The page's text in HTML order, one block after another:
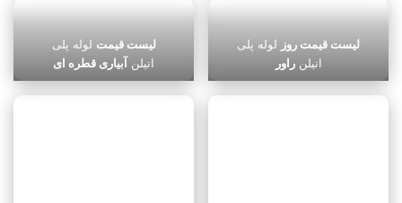
لیست قیمت لوله پلی
اتیلن
آبیاری قطره ای
لیست قیمت روز
لوله پلی
اتیلنراور